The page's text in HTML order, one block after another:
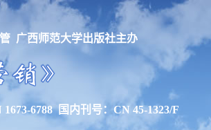
广西师范大学出版社主办
1673-6788 国内刊号：CN 45-1323/F